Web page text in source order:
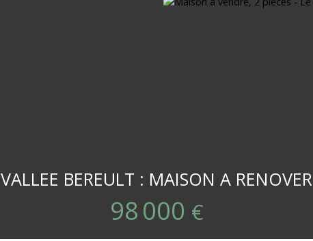
VALLEE BEREULT : MAISON A RENOVER
98 000 €